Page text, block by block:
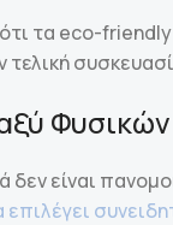
τα eco-
δεν είναι